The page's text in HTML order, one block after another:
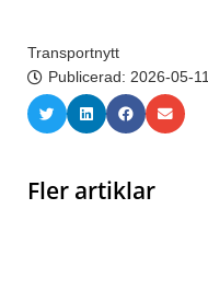
Transportnytt
Publicerad: 2026-05-11
Fler artiklar